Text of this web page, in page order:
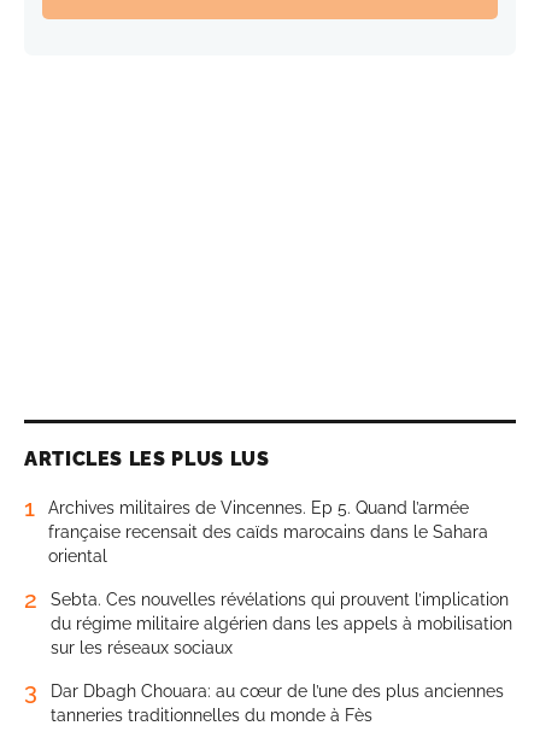
ARTICLES LES PLUS LUS
1
Archives militaires de Vincennes. Ep 5. Quand l’armée
française recensait des caïds marocains dans le Sahara
oriental
2
Sebta. Ces nouvelles révélations qui prouvent l’implication
du régime militaire algérien dans les appels à mobilisation
sur les réseaux sociaux
3
Dar Dbagh Chouara: au cœur de l’une des plus anciennes
tanneries traditionnelles du monde à Fès